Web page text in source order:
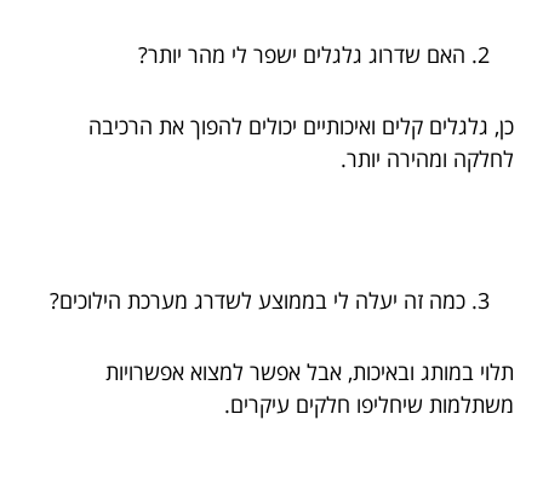
האם שדרוג גלגלים ישפר לי מהר יותר?
כן, גלגלים קלים ואיכותיים יכולים להפוך את הרכיבה
לחלקה ומהירה יותר.
כמה זה יעלה לי בממוצע לשדרג מערכת הילוכים?
תלוי במותג ובאיכות, אבל אפשר למצוא אפשרויות
משתלמות שיחליפו חלקים עיקרים.